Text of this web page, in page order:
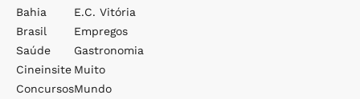
Bahia
Brasil
Saúde
Cineinsite
Concursos
E.c. Vitória
Empregos
Gastronomia
Muito
Mundo